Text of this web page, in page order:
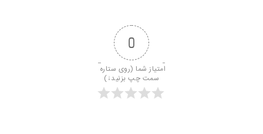
0
امتیاز شما (روی ستاره
سمت چپ بزنید↓)